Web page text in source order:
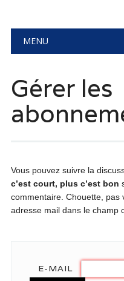
Main menu
MENU
Gérer les
Vous pouvez suivre la
c’est court, plus c’est bon
commentaire. Chouette, pas
adresse mail dans le champ
E-MAIL